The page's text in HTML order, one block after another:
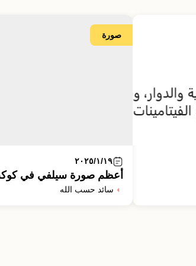
صورة
٢٠٢٥/١/١٩
أعظم صورة سيلفي في
سائد حسب الله